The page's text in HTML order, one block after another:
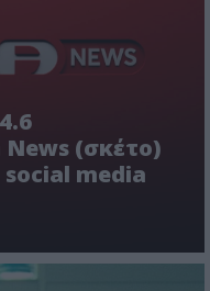
News (σκέτο)
media